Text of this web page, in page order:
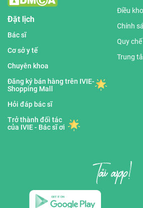
Đặt lịch
Bác sĩ
Cơ sở y tế
Chuyên khoa
Đăng ký bán hàng trên IVIE-
Shopping Mall
Hỏi đáp bác sĩ
Trở thành đối tác
của IVIE - Bác sĩ ơi
Điều
Chính
Quy
Trung